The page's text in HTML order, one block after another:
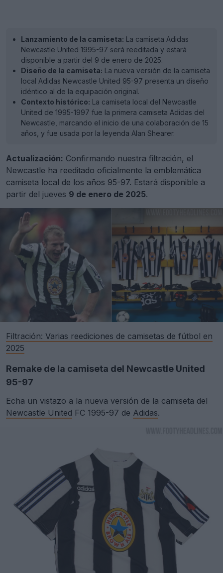
Lanzamiento de la camiseta: La camiseta Adidas
Newcastle United 1995-97 será reeditada y estará
disponible a partir del 9 de enero de 2025.
Diseño de la camiseta: La nueva versión de la camiseta
local Adidas Newcastle United 95-97 presenta un diseño
idéntico al de la equipación original.
Contexto histórico: La camiseta local del Newcastle
United de 1995-1997 fue la primera camiseta Adidas del
Newcastle, marcando el inicio de una colaboración de 15
años, y fue usada por la leyenda Alan Shearer.
Actualización: Confirmando nuestra filtración, el
Newcastle ha reeditado oficialmente la emblemática
camiseta local de los años 95-97. Estará disponible a
partir del jueves 9 de enero de 2025.
Filtración: Varias reediciones de camisetas de fútbol en
2025
Remake de la camiseta del Newcastle United
95-97
Echa un vistazo a la nueva versión de la camiseta del
Newcastle United FC 1995-97 de Adidas.